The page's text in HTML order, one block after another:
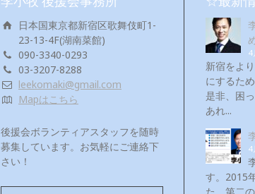
日本国東京都新宿区歌舞伎町1-
23-13-4F(湖南菜館)
090-3340-0293
03-3207-8288
leekomaki@gmail.com
Mapはこちら
後援会ボランティアスタッフを随時
募集しています。お気軽にご連絡下
さい！
新宿をよ
にするた
是非、困
あれ...
す。2015